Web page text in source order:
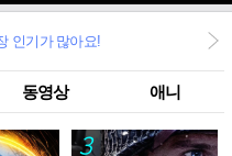
인기가 많아요!
동영상 애니
3